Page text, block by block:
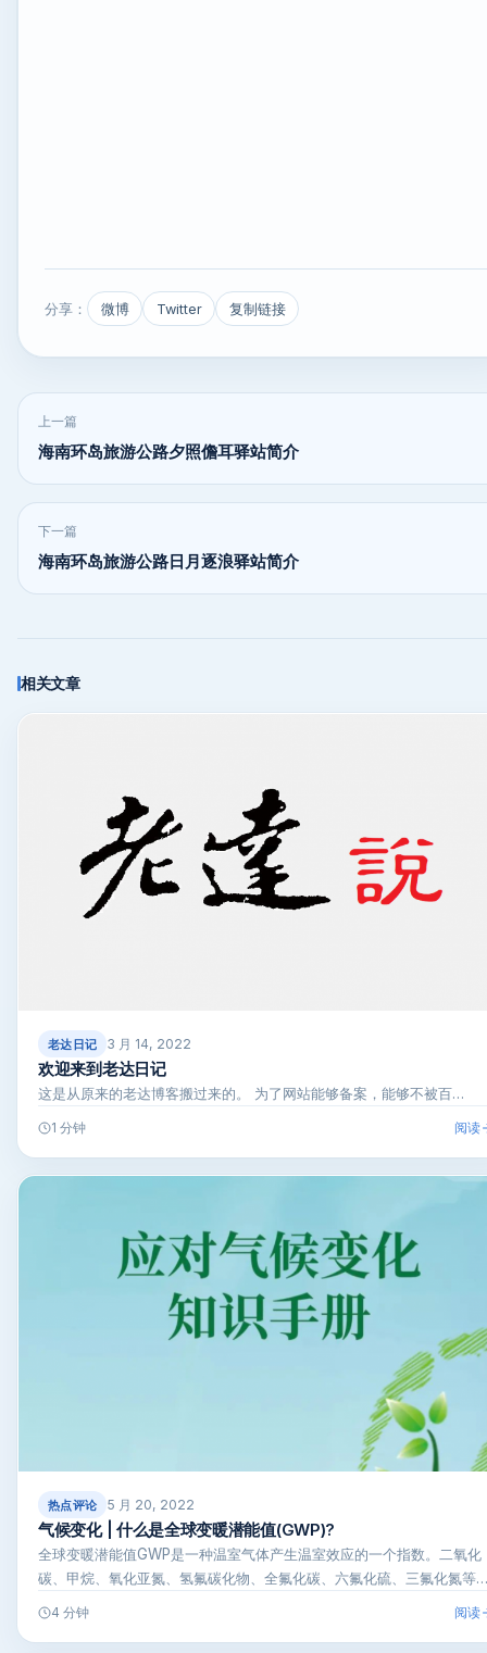
分享： 微博 Twitter 复制链接
上一篇
海南环岛旅游公路夕照儋耳驿站简介
下一篇
海南环岛旅游公路日月逐浪驿站简介
相关文章
老达日记 3 月 14, 2022
欢迎来到老达日记
这是从原来的老达博客搬过来的。 为了网站能够备案，能够不被百…
1 分钟 阅读
热点评论 5 月 20, 2022
气候变化 | 什么是全球变暖潜能值(GWP)?
全球变暖潜能值GWP是一种温室气体产生温室效应的一个指数。二氧化
碳、甲烷、氧化亚氮、氢氟碳化物、全氟化碳、六氟化硫、三氟化氮等
4 分钟 阅读